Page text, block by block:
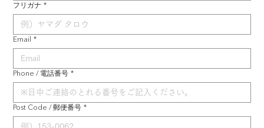
フリガナ *
Email *
Phone / 電話番号 *
Post Code / 郵便番号 *